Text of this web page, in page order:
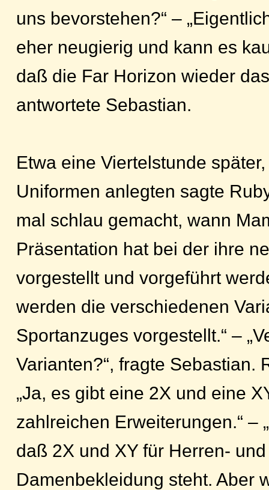
uns bevorstehen?“ –
eher neugierig und kann es
daß die Far Horizon wieder
antwortete Sebastian.
Etwa eine Viertelstunde
Uniformen anlegten sagte
mal schlau gemacht, wann
Präsentation hat bei der ihre
vorgestellt und vorgeführt
werden die verschiedenen
Sportanzuges vorgestellt.“ –
Varianten?“, fragte Sebastian.
„Ja, es gibt eine 2X und eine
zahlreichen Erweiterungen.“ –
daß 2X und XY für Herren- und
Damenbekleidung steht. Aber